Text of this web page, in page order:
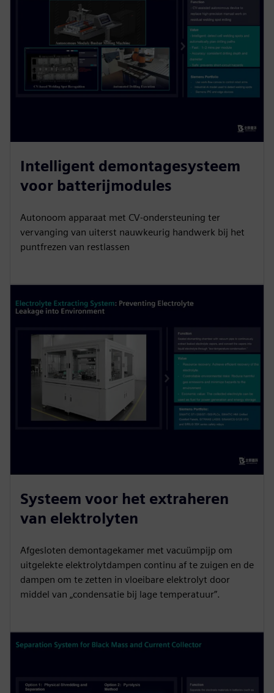
Intelligent demontagesysteem
voor batterijmodules
Autonoom apparaat met CV-ondersteuning ter
vervanging van uiterst nauwkeurig handwerk bij het
puntfrezen van restlassen
Systeem voor het extraheren
van elektrolyten
Afgesloten demontagekamer met vacuümpijp om
uitgelekte elektrolytdampen continu af te zuigen en de
dampen om te zetten in vloeibare elektrolyt door
middel van „condensatie bij lage temperatuur”.